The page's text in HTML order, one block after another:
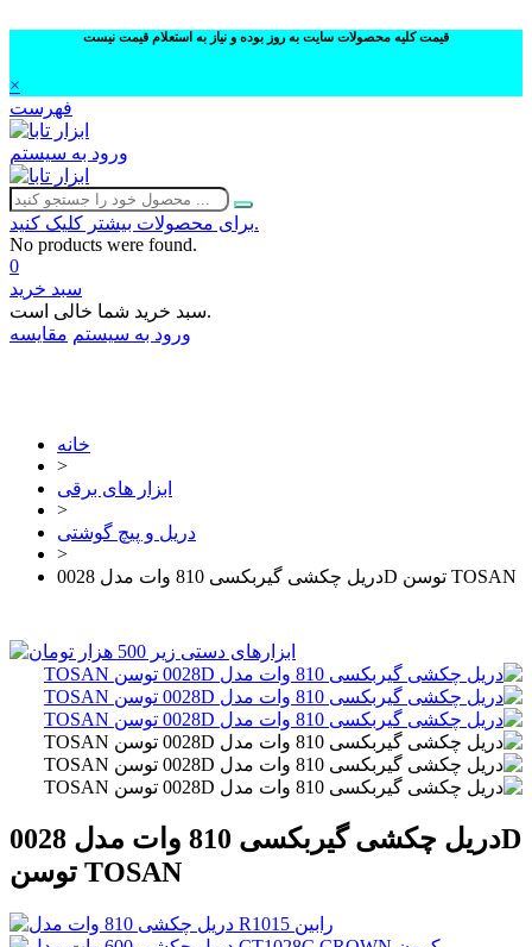
قیمت کلیه محصولات سایت به روز بوده و نیاز به استعلام قیمت نیست
×
فهرست
ورود به سیستم
برای محصولات بیشتر کلیک کنید.
No products were found.
0
سبد خرید
سبد خرید شما خالی است.
ورود به سیستم مقایسه
خانه
>
ابزار های برقی
>
دریل و پیچ گوشتی
>
دریل چکشی گیربکسی 810 وات مدل 0028D توسن TOSAN
دریل چکشی گیربکسی 810 وات مدل 0028D
توسن TOSAN